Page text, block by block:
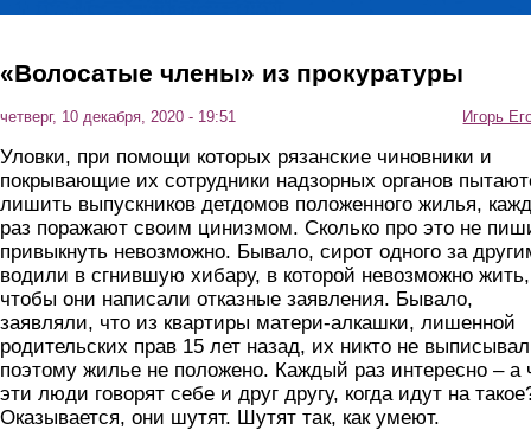
«Волосатые члены» из прокуратуры
четверг, 10 декабря, 2020 - 19:51 Игорь
Уловки, при помощи которых рязанские чиновники и
покрывающие их сотрудники надзорных органов
лишить выпускников детдомов положенного жилья,
раз поражают своим цинизмом. Сколько про это не
привыкнуть невозможно. Бывало, сирот одного за
водили в сгнившую хибару, в которой невозможно жить,
чтобы они написали отказные заявления. Бывало,
заявляли, что из квартиры матери-алкашки, лишенной
родительских прав 15 лет назад, их никто не
поэтому жилье не положено. Каждый раз интересно – а
эти люди говорят себе и друг другу, когда идут на
Оказывается, они шутят. Шутят так, как умеют.